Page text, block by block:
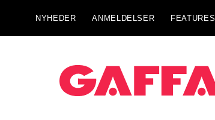
NYHEDER ANMELDELSER FEATURES